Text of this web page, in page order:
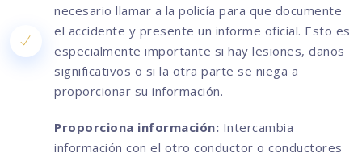
necesario llamar a la policía para que documente
el accidente y presente un informe oficial. Esto es
especialmente importante si hay lesiones, daños
significativos o si la otra parte se niega a
proporcionar su información.
Proporciona información: Intercambia
información con el otro conductor o conductores